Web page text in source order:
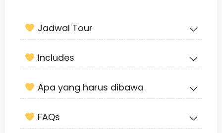
Jadwal Tour
Includes
Apa yang harus dibawa
FAQs